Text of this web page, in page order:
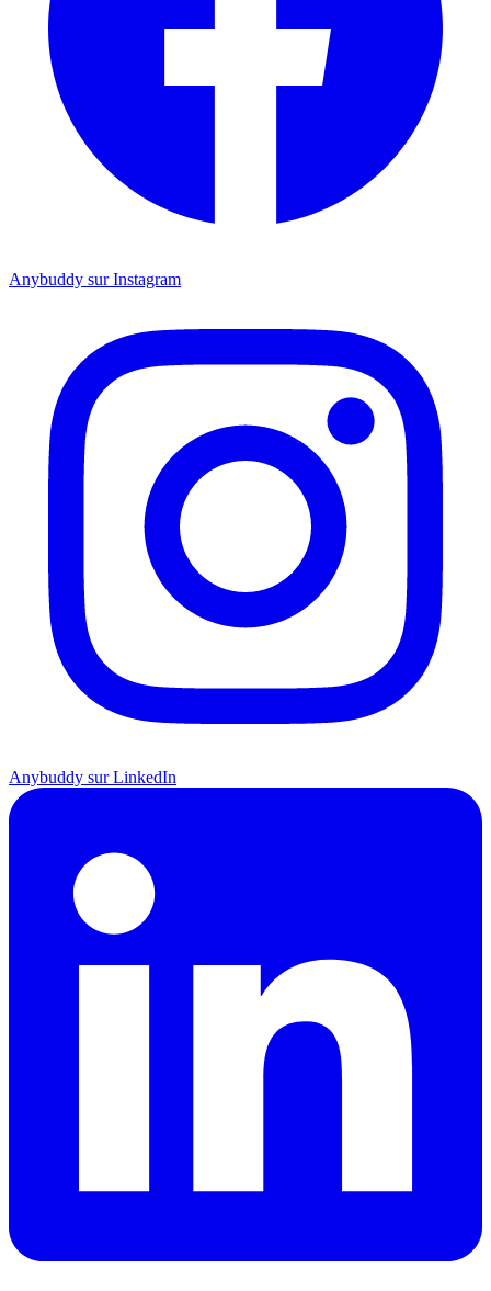
Anybuddy sur Instagram
Anybuddy sur LinkedIn